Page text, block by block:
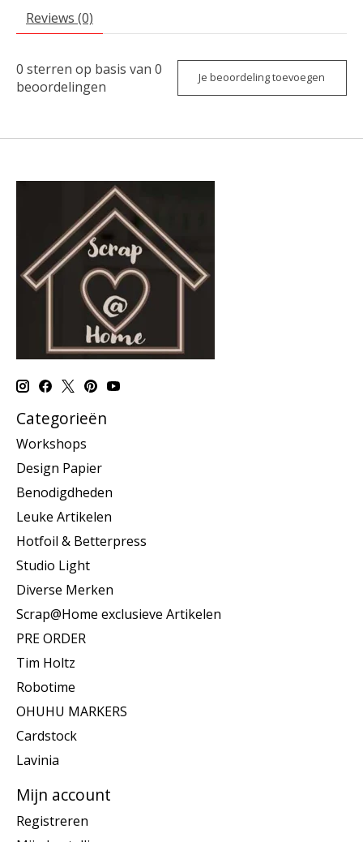
Reviews (0)
0 sterren op basis van 0
beoordelingen
Je beoordeling toevoegen
Categorieën
Workshops
Design Papier
Benodigdheden
Leuke Artikelen
Hotfoil & Betterpress
Studio Light
Diverse Merken
Scrap@Home exclusieve Artikelen
PRE ORDER
Tim Holtz
Robotime
OHUHU MARKERS
Cardstock
Lavinia
Mijn account
Registreren